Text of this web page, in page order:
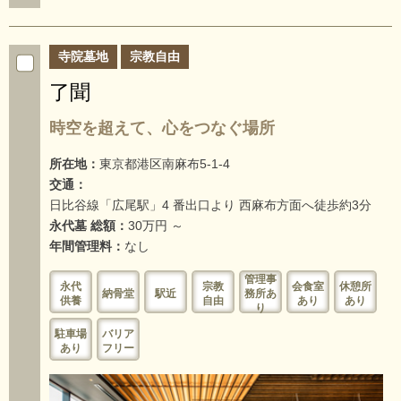
寺院墓地 宗教自由
了聞
時空を超えて、心をつなぐ場所
所在地： 東京都港区南麻布5-1-4
交通：
日比谷線「広尾駅」4 番出口より 西麻布方面へ徒歩約3分
永代墓 総額： 30万円 ～
年間管理料： なし
永代
供養
納骨堂 駅近
宗教
自由
管理事
務所あ
り
会食室
あり
休憩所
あり
駐車場
あり
バリア
フリー